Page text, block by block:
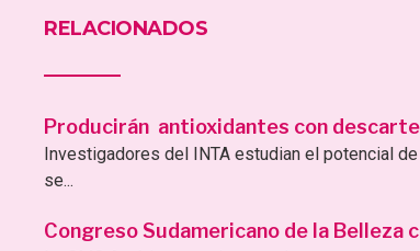
RELACIONADOS
Producirán antioxidantes con
Investigadores del INTA estudian el potencial
se...
Congreso Sudamericano de la Belleza